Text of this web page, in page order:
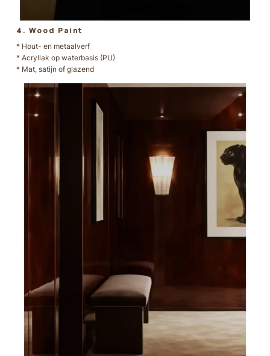
4. Wood Paint
* Hout- en metaalverf
* Acryllak op waterbasis (PU)
* Mat, satijn of glazend